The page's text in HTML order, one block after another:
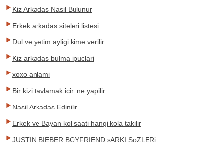
Kiz Arkadas Nasil Bulunur
Erkek arkadas siteleri listesi
Dul ve yetim ayligi kime verilir
Kiz arkadas bulma ipuclari
xoxo anlami
Bir kizi tavlamak icin ne yapilir
Nasil Arkadas Edinilir
Erkek ve Bayan kol saati hangi kola takilir
JUSTIN BIEBER BOYFRIEND sARKI SoZLERi